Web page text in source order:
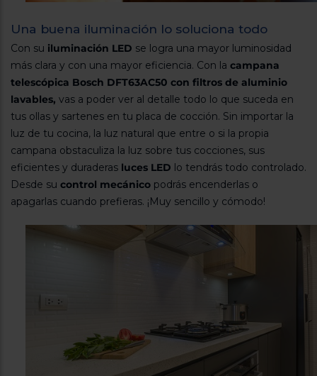
Una buena iluminación lo soluciona todo
Con su iluminación LED se logra una mayor luminosidad
más clara y con una mayor eficiencia. Con la campana
telescópica Bosch DFT63AC50 con filtros de aluminio
lavables, vas a poder ver al detalle todo lo que suceda en
tus ollas y sartenes en tu placa de cocción. Sin importar la
luz de tu cocina, la luz natural que entre o si la propia
campana obstaculiza la luz sobre tus cocciones, sus
eficientes y duraderas luces LED lo tendrás todo controlado.
Desde su control mecánico podrás encenderlas o
apagarlas cuando prefieras. ¡Muy sencillo y cómodo!